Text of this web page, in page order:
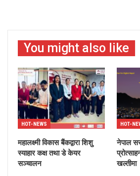
You might also like
HOT-NEWS
महालक्ष्मी विकास बैंकद्वारा शिशु
स्याहार कक्ष तथा डे केयर
सञ्चालन
HOT-
नेपाल
खल्तीमा